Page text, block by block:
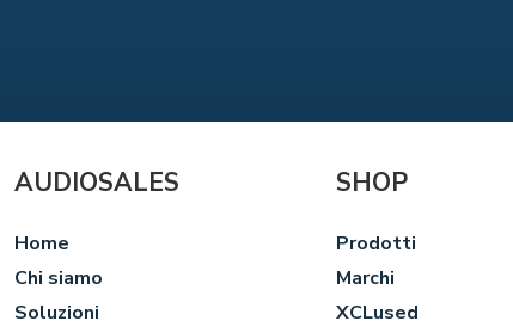
AUDIOSALES
Home
Chi siamo
Soluzioni
SHOP
Prodotti
Marchi
XCLused